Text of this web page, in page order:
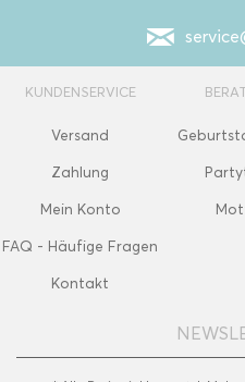
KUNDENSERVICE
Versand
Zahlung
Mein Konto
FAQ - Häufige Fragen
Kontakt